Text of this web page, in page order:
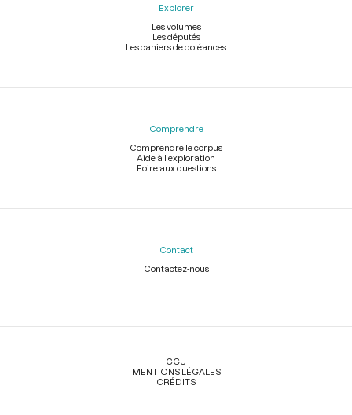
Explorer
Les volumes
Les députés
Les cahiers de doléances
Comprendre
Comprendre le corpus
Aide à l'exploration
Foire aux questions
Contact
Contactez-nous
Légal
CGU
MENTIONS LÉGALES
CRÉDITS